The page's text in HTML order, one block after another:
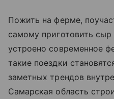
Пожить на ферме,
самому приготовить сыр
устроено современное
такие поездки
заметных трендов
Самарская область